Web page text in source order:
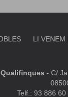
LI
Qualifinques - C/
Telf.: 93 886 60